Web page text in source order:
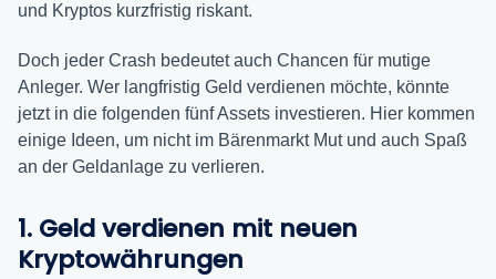
und Kryptos kurzfristig riskant.
Doch jeder Crash bedeutet auch Chancen für mutige
Anleger. Wer langfristig Geld verdienen möchte, könnte
jetzt in die folgenden fünf Assets investieren. Hier kommen
einige Ideen, um nicht im Bärenmarkt Mut und auch Spaß
an der Geldanlage zu verlieren.
1. Geld verdienen mit neuen
Kryptowährungen